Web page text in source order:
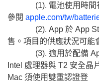
(1). 電池使用時間視
參閱 apple.com/tw/
(2). App 於 App
售。項目的供應狀況可能
(3). 適用於配備
Intel 處理器與 T2 安全晶
Mac 須使用雙重認證登